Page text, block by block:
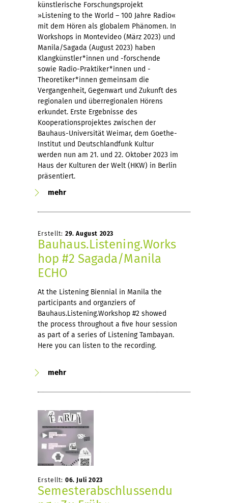
künstlerische Forschungsprojekt
»Listening to the World – 100 Jahre Radio«
mit dem Hören als globalem Phänomen. In
Workshops in Montevideo (März 2023) und
Manila/Sagada (August 2023) haben
Klangkünstler*innen und -forschende
sowie Radio-Praktiker*innen und -
Theoretiker*innen gemeinsam die
Vergangenheit, Gegenwart und Zukunft des
regionalen und überregionalen Hörens
erkundet. Erste Ergebnisse des
Kooperationsprojektes zwischen der
Bauhaus-Universität Weimar, dem Goethe-
Institut und Deutschlandfunk Kultur
werden nun am 21. und 22. Oktober 2023 im
Haus der Kulturen der Welt (HKW) in Berlin
präsentiert.
mehr
Erstellt: 29. August 2023
Bauhaus.Listening.Works
hop #2 Sagada/Manila
ECHO
At the Listening Biennial in Manila the
participants and organziers of
Bauhaus.Listening.Workshop #2 showed
the process throughout a five hour session
as part of a series of Listening Tambayan.
Here you can listen to the recording.
mehr
Erstellt: 06. Juli 2023
Semesterabschlussendu